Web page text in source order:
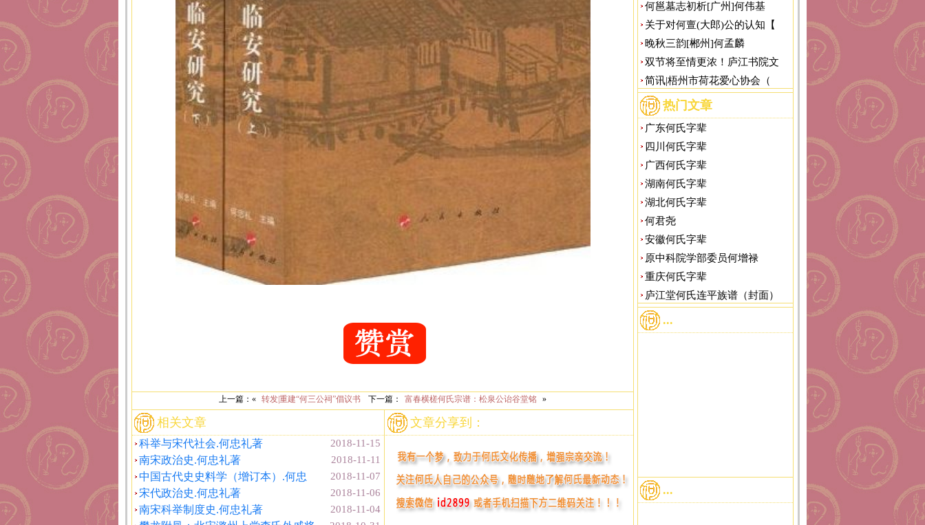
上一篇：« 转发|重建“何三公祠”倡议书 下一篇： 富春横槎何氏宗谱：松泉公诒谷堂铭 »
相关文章
2018-11-15
科举与宋代社会.何忠礼著
2018-11-11
南宋政治史.何忠礼著
2018-11-07
中国古代史史料学（增订本）.何忠
2018-11-06
宋代政治史.何忠礼著
2018-11-04
南宋科举制度史.何忠礼著
文章分享到：
何邕墓志初析[广州]何伟基
关于对何亶(大郎)公的认知【
晚秋三韵[郴州]何孟麟
双节将至情更浓！庐江书院文
简讯|梧州市荷花爱心协会（
热门文章
广东何氏字辈
四川何氏字辈
广西何氏字辈
湖南何氏字辈
湖北何氏字辈
何君尧
安徽何氏字辈
原中科院学部委员何增禄
重庆何氏字辈
庐江堂何氏连平族谱（封面）
...
...